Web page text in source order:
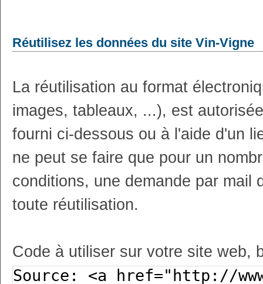
Réutilisez les données du site Vin-Vigne
La réutilisation au format
images, tableaux, ...), est
fourni ci-dessous ou à l'aide d'un
ne peut se faire que pour un
conditions, une demande par mail
toute réutilisation.
Code à utiliser sur votre site web,